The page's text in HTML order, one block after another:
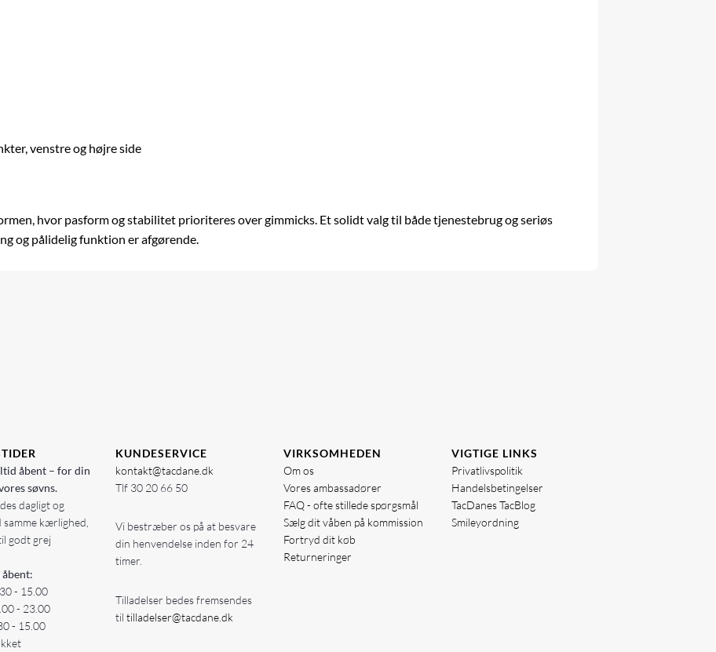
venstre og højre side
hvor pasform og stabilitet prioriteres over gimmicks. Et solidt valg til både tjenestebrug og seriøs
og pålidelig funktion er afgørende.
åbent – for din
søvns.
dagligt og
samme kærlighed,
godt grej
- 15.00
- 23.00
- 15.00
KUNDESERVICE
kontakt@tacdane.dk
Tlf 30 20 66 50
Vi bestræber os på at besvare
din henvendelse inden for 24
timer.
Tilladelser bedes fremsendes
til tilladelser@tacdane.dk
VIRKSOMHEDEN
Om os
Vores ambassadører
FAQ - ofte stillede spørgsmål
Sælg dit våben på kommission
Fortryd dit køb
Returneringer
VIGTIGE LINKS
Privatlivspolitik
Handelsbetingelser
TacDanes TacBlog
Smileyordning